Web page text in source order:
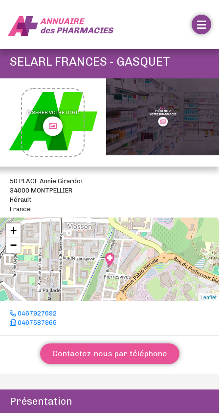
ANNUAIRE
desPHARMACIES
SELARL FRANCES - GASQUET
INSÉRER VOTRE LOGO
50 PLACE Annie Girardot
34000 MONTPELLIER
Hérault
France
+
−
Leaflet
0467927692
0467587965
Contactez-nous par téléphone
Présentation